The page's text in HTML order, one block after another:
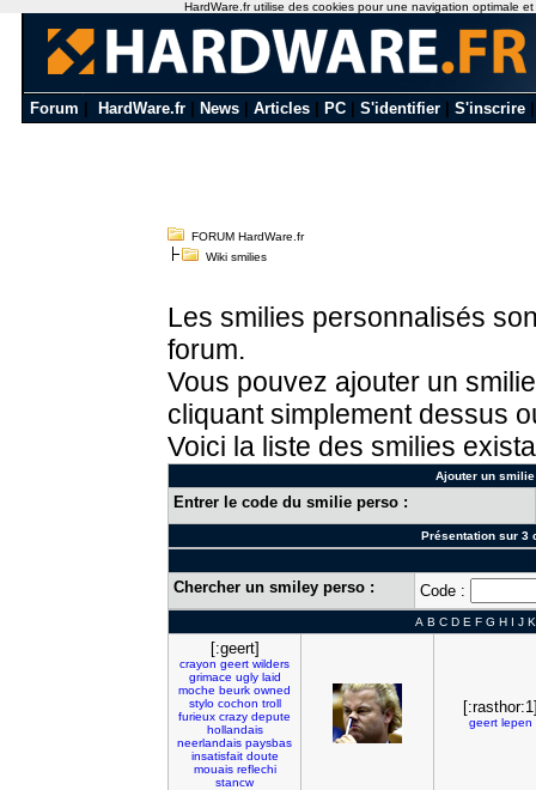
Forum HardWare.fr News Articles PC S'identifier S'inscrire
FORUM HardWare.fr
Wiki smilies
Les smilies personnalisés
forum.
Vous pouvez ajouter un
cliquant simplement dessus
Voici la liste des smilies
Ajouter un
Entrer le code du smilie perso :
Présentation sur 3
Chercher un smiley perso : Code :
A B C D E F G H I J K
[:geert]
crayon geert wilders
grimace ugly laid
moche beurk owned
stylo cochon troll
furieux crazy depute
hollandais
neerlandais paysbas
insatisfait doute
mouais reflechi
stancw
geert lepen
HardWare.fr utilise des cookies pour une navigation optimale